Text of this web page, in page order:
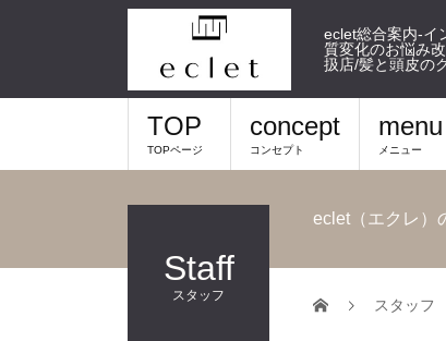
eclet総合案内-イ
質変化のお悩み
扱店/髪と頭皮の
TOP
TOPページ
concept
コンセプト
menu
メニュー
Staff
スタッフ
eclet（エクレ）
スタッフ